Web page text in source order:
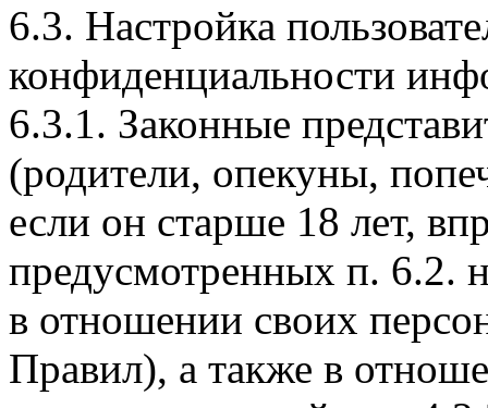
6.3. Настройка
конфиденциальности
6.3.1. Законные
(родители, опекуны,
если он старше 18 лет,
предусмотренных п. 6.2.
в отношении своих
Правил), а также в